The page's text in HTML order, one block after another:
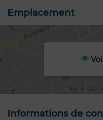
Emplacement
Informations de